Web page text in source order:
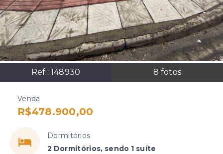
Ref.: 148930 8 fotos
Venda
R$478.900,00
Dormitórios
2 Dormitórios, sendo 1 suíte